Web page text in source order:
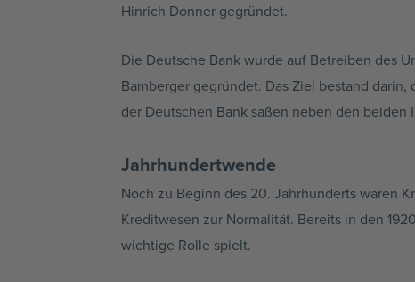
Hinrich Donner gegründet.
Die Deutsche Bank wurde auf Betreiben des
Bamberger gegründet. Das Ziel bestand
der Deutschen Bank saßen neben den
Jahrhundertwende
Noch zu Beginn des 20. Jahrhunderts waren
Kreditwesen zur Normalität. Bereits in den
wichtige Rolle spielt.